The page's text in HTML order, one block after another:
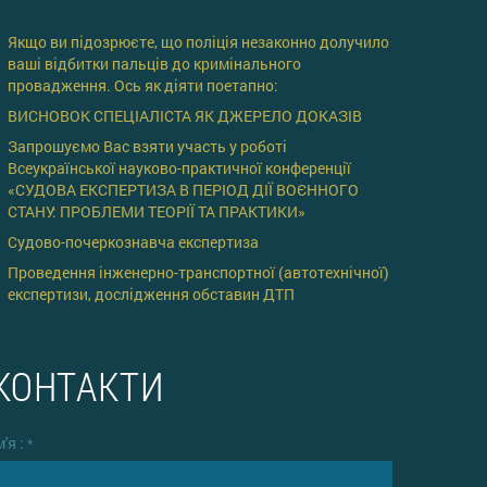
Якщо ви підозрюєте, що поліція незаконно долучило
ваші відбитки пальців до кримінального
провадження. Ось як діяти поетапно:
ВИСНОВОК СПЕЦІАЛІСТА ЯК ДЖЕРЕЛО ДОКАЗІВ
Запрошуємо Вас взяти участь у роботі
Всеукраїнської науково-практичної конференції
«СУДОВА ЕКСПЕРТИЗА В ПЕРІОД ДІЇ ВОЄННОГО
СТАНУ: ПРОБЛЕМИ ТЕОРІЇ ТА ПРАКТИКИ»
Cудово-почеркознавча експертиза
Проведення інженерно-транспортної (автотехнічної)
експертизи, дослідження обставин ДТП
: *